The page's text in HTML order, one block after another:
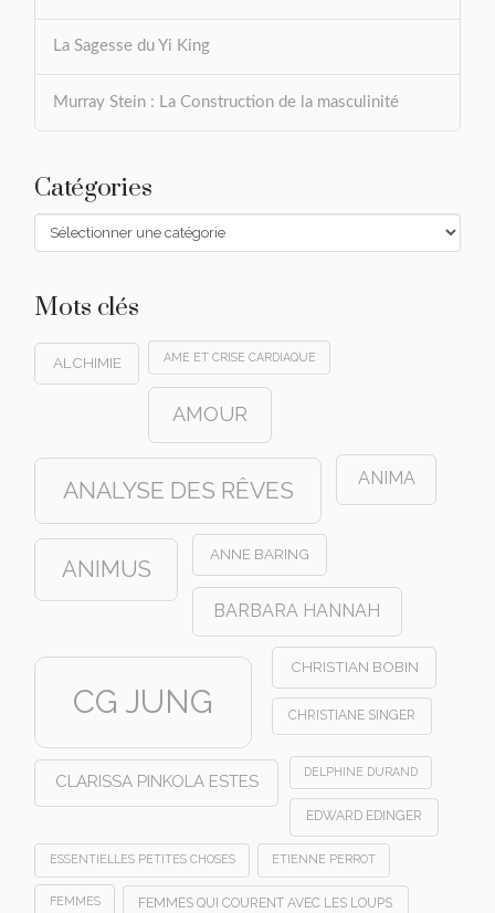
La Sagesse du Yi King
Murray Stein : La Construction de la masculinité
Catégories
Catégories
Mots clés
ALCHIMIE AME ET CRISE CARDIAQUE
AMOUR
ANALYSE DES RÊVES ANIMA
ANIMUS
ANNE BARING
BARBARA HANNAH
CG JUNG
CHRISTIAN BOBIN
CHRISTIANE SINGER
CLARISSA PINKOLA ESTES DELPHINE DURAND
EDWARD EDINGER
ESSENTIELLES PETITES CHOSES ETIENNE PERROT
FEMMES FEMMES QUI COURENT AVEC LES LOUPS